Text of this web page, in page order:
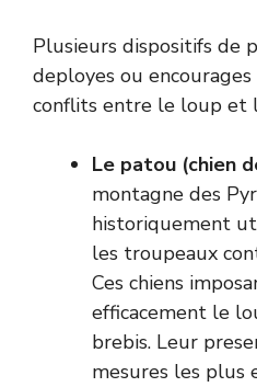
Plusieurs dispositifs de
deployes ou
conflits entre le loup et
Le patou (chien
montagne des
historiquement
les troupeaux
Ces chiens
efficacement le
brebis. Leur
mesures les plus